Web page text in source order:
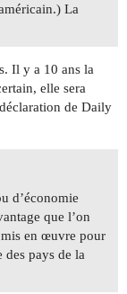
La
Il y a 10 ans la
elle sera
de Daily
d’économie
que l’on
en œuvre pour
des pays de la